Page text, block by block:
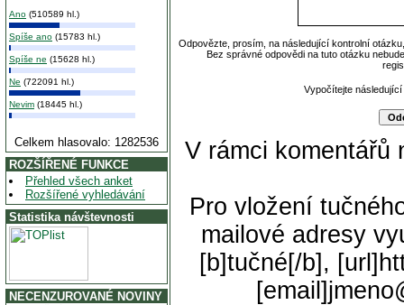
Ano (510589 hl.)
Spíše ano (15783 hl.)
Spíše ne (15628 hl.)
Ne (722091 hl.)
Nevim (18445 hl.)
Celkem hlasovalo: 1282536
ROZŠÍŘENÉ FUNKCE
Přehled všech anket
Rozšířené vyhledávání
Statistika návštevnosti
NECENZUROVANÉ NOVINY
Odpovězte, prosím, na následující kontrolní
Bez správné odpovědi na tuto otázku
Vypočítejte
V rámci komentářů
Pro vložení
mailové adresy
[b]tučné[/b],